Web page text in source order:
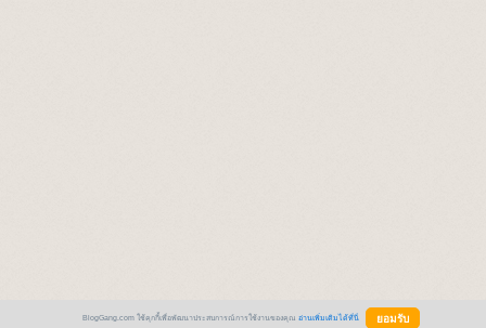
BlogGang.com ใช้คุกกี้เพื่อพัฒนาประสบการณ์การใช้งานของคุณ อ่านเพิ่มเติมได้ที่นี่